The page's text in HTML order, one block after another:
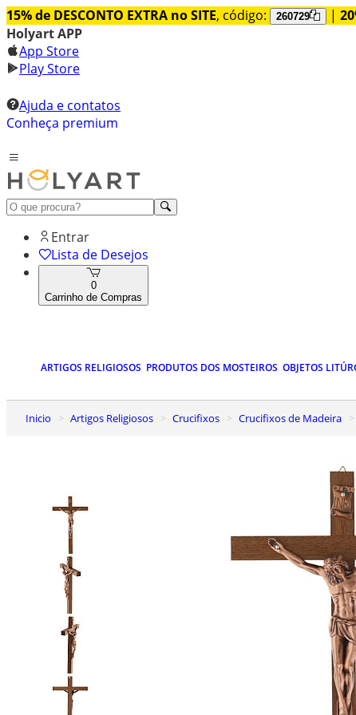
15% de DESCONTO EXTRA no SITE, código: 260729 |
Holyart APP
App Store
Play Store
Ajuda e contatos
Conheça premium
Entrar
Lista de Desejos
0
Carrinho de Compras
ARTIGOS RELIGIOSOS PRODUTOS DOS MOSTEIROS OBJETOS
Inicio Artigos Religiosos Crucifixos Crucifixos de Madeira